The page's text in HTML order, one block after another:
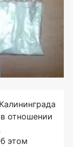
отношении
этом